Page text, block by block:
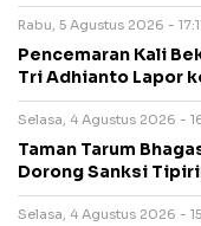
Rabu, 5 Agustus 2026 -
Pencemaran Kali
Tri Adhianto Lapor
Selasa, 4 Agustus 2026 -
Taman Tarum
Dorong Sanksi
Selasa, 4 Agustus 2026 -